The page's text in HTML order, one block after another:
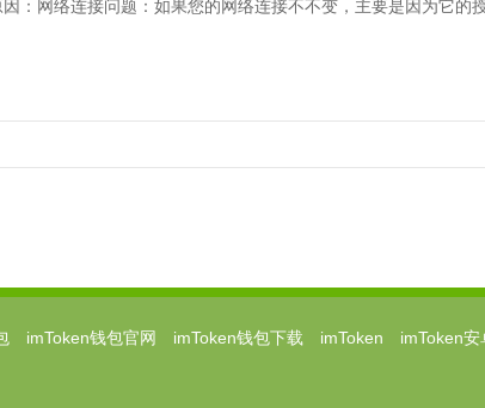
：网络连接问题：如果您的网络连接不不变，主要是因为它的
imToken钱包官网 imToken钱包下载 imToken imToken安